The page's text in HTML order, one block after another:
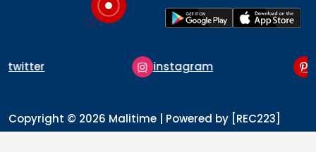
Copyright © 2026 Malitime | Powered by [REC223]